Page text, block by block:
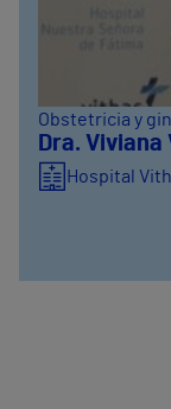
Obstetricia y
Dra.
Hospital